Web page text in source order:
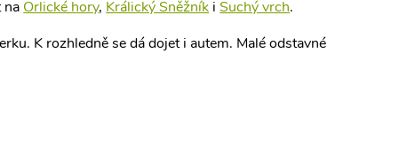
na Orlické hory, Králický Sněžník iSuchý vrch.
K rozhledně se dá dojet i autem. Malé odstavné